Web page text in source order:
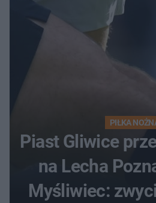
PIŁKA
Piast Gliwice
na Lecha
Myśliwiec: